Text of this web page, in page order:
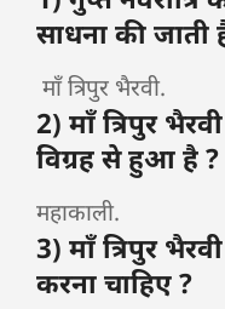
साधना की जाती
माँ त्रिपुर भैरवी.
2) माँ त्रिपुर
विग्रह से हुआ है ?
महाकाली.
3) माँ त्रिपुर
करना चाहिए ?